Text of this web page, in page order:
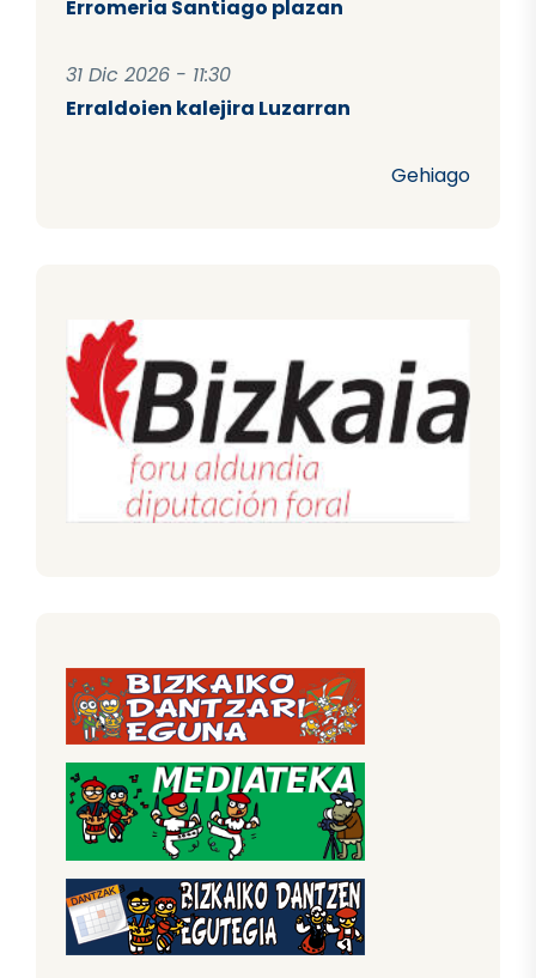
Erromeria Santiago plazan
31 Dic 2026 - 11:30
Erraldoien kalejira Luzarran
Gehiago